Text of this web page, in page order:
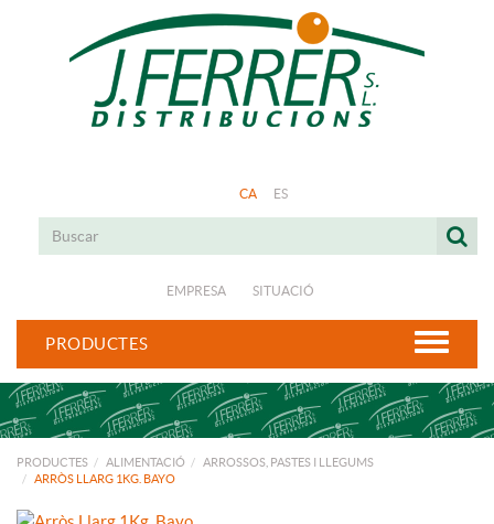
CA ES
EMPRESA SITUACIÓ
PRODUCTES
PRODUCTES ALIMENTACIÓ
ARROSSOS, PASTES I LLEGUMS
ARRÒS LLARG 1KG. BAYO